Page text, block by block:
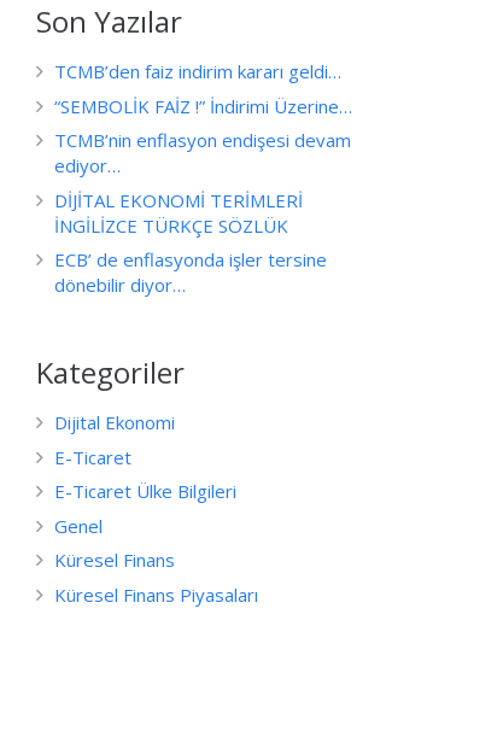
Son Yazılar
TCMB’den faiz indirim kararı geldi…
“SEMBOLİK FAİZ !” İndirimi Üzerine…
TCMB’nin enflasyon endişesi devam
ediyor…
DİJİTAL EKONOMİ TERİMLERİ
İNGİLİZCE TÜRKÇE SÖZLÜK
ECB’ de enflasyonda işler tersine
dönebilir diyor…
Kategoriler
Dijital Ekonomi
E-Ticaret
E-Ticaret Ülke Bilgileri
Genel
Küresel Finans
Küresel Finans Piyasaları